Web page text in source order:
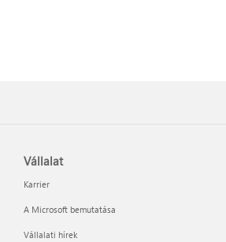
Vállalat
Karrier
A Microsoft bemutatása
Vállalati hírek